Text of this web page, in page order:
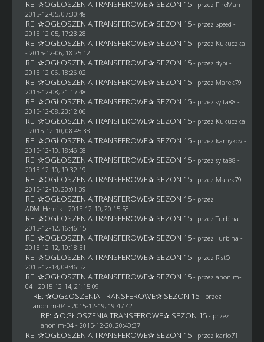
RE: ✰OGŁOSZENIA TRANSFEROWE✰ SEZON 15 - przez FireMan -
2015-12-05, 07:30:48
RE: ✰OGŁOSZENIA TRANSFEROWE✰ SEZON 15 - przez Speed -
2015-12-05, 17:23:28
RE: ✰OGŁOSZENIA TRANSFEROWE✰ SEZON 15 - przez Kukuczka
- 2015-12-06, 18:25:12
RE: ✰OGŁOSZENIA TRANSFEROWE✰ SEZON 15 - przez dybi -
2015-12-06, 18:26:02
RE: ✰OGŁOSZENIA TRANSFEROWE✰ SEZON 15 - przez Marek79 -
2015-12-08, 21:17:48
RE: ✰OGŁOSZENIA TRANSFEROWE✰ SEZON 15 - przez sylta88 -
2015-12-08, 23:12:06
RE: ✰OGŁOSZENIA TRANSFEROWE✰ SEZON 15 - przez Kukuczka
- 2015-12-10, 08:45:38
RE: ✰OGŁOSZENIA TRANSFEROWE✰ SEZON 15 - przez kamykov-
2015-12-10, 18:46:58
RE: ✰OGŁOSZENIA TRANSFEROWE✰ SEZON 15 - przez sylta88 -
2015-12-10, 19:32:19
RE: ✰OGŁOSZENIA TRANSFEROWE✰ SEZON 15 - przez Marek79 -
2015-12-10, 20:01:39
RE: ✰OGŁOSZENIA TRANSFEROWE✰ SEZON 15 - przez
ADM_Henrik - 2015-12-10, 20:15:58
RE: ✰OGŁOSZENIA TRANSFEROWE✰ SEZON 15 - przez Turbina -
2015-12-12, 16:46:15
RE: ✰OGŁOSZENIA TRANSFEROWE✰ SEZON 15 - przez Turbina -
2015-12-12, 19:18:51
RE: ✰OGŁOSZENIA TRANSFEROWE✰ SEZON 15 - przez RistO-
2015-12-14, 09:46:52
RE: ✰OGŁOSZENIA TRANSFEROWE✰ SEZON 15 - przez anonim-
04- 2015-12-14, 21:15:09
RE: ✰OGŁOSZENIA TRANSFEROWE✰ SEZON 15 - przez
anonim-04- 2015-12-19, 19:47:42
RE: ✰OGŁOSZENIA TRANSFEROWE✰ SEZON 15 - przez
anonim-04- 2015-12-20, 20:40:37
RE: ✰OGŁOSZENIA TRANSFEROWE✰ SEZON 15 - przez karlo71 -